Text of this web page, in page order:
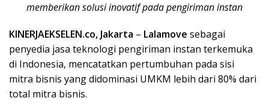
memberikan solusi inovatif pada pengiriman instan
KINERJAEKSELEN.co, Jakarta – Lalamove sebagai
penyedia jasa teknologi pengiriman instan terkemuka
di Indonesia, mencatatkan pertumbuhan pada sisi
mitra bisnis yang didominasi UMKM lebih dari 80% dari
total mitra bisnis.